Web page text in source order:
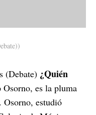
(Debate) ¿Quién
es la pluma
Osorno, estudió